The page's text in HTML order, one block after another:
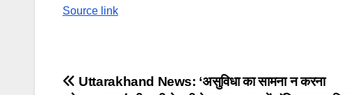
Source link
Post
Uttarakhand News: ‘असुविधा का सामना न करना